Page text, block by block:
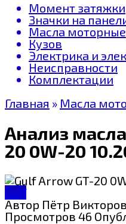
Момент затяжки
Значки на
Масла моторные
Кузов
Электрика и
Неисправности
Комплектации
Главная » Масла
Анализ масла
20 0W-20
Gulf
Автор Пётр
Просмотров 46